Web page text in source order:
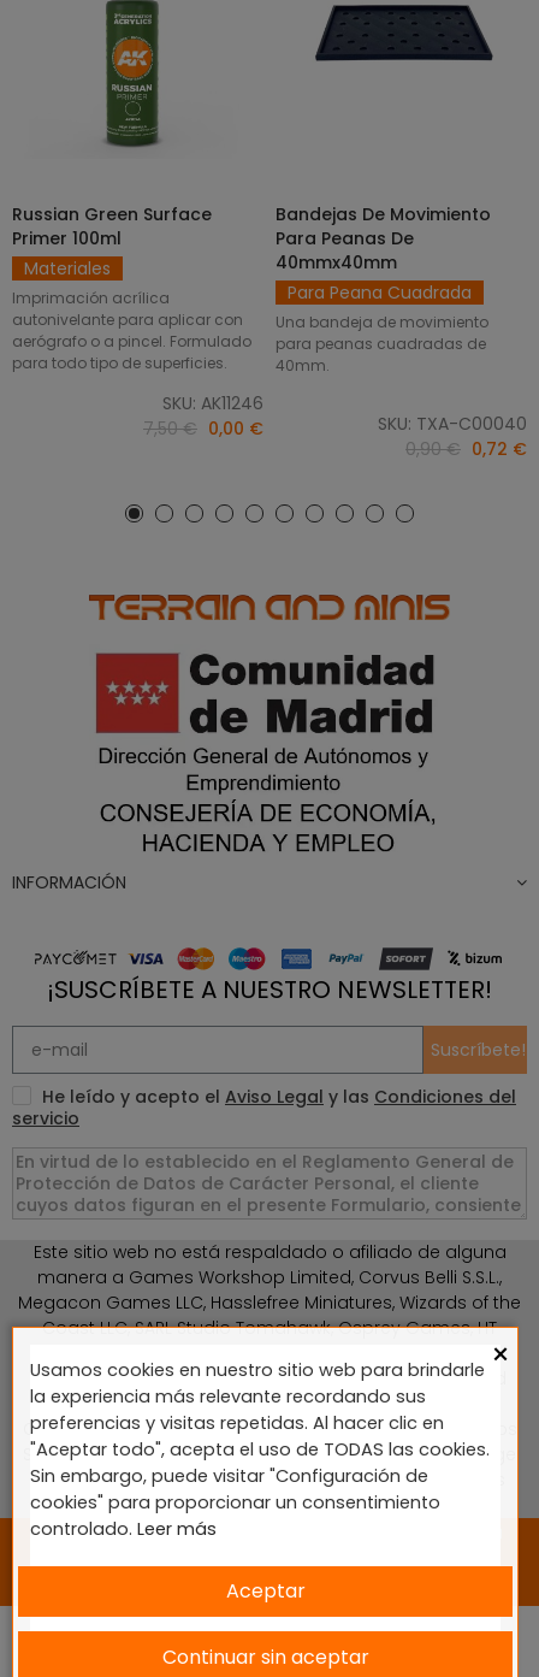
AÑADIR AL CARRITO
Russian Green Surface
Primer 100ml
Materiales
Imprimación acrílica
autonivelante para aplicar con
aerógrafo o a pincel. Formulado
para todo tipo de superficies.
SKU: AK11246
7,50 € 0,00 €
SELECCIONAR OPCIONES
Bandejas De Movimiento
Para Peanas De
40mmx40mm
Para Peana Cuadrada
Una bandeja de movimiento
para peanas cuadradas de
40mm.
SKU: TXA-C00040
0,90 € 0,72 €
INFORMACIÓN
¡SUSCRÍBETE A NUESTRO NEWSLETTER!
Suscríbete!
He leído y acepto el Aviso Legal y las Condiciones del
servicio
Este sitio web no está respaldado o afiliado de alguna
manera a Games Workshop Limited, Corvus Belli S.S.L.,
Megacon Games LLC, Hasslefree Miniatures, Wizards of the
Coast LLC, SARL Studio Tomahawk, Osprey Games, HT
Entertainment, Warlord Games Ltd, The Ninth Age, World
Team Championship, Battlefront Miniatures NZ Ltd, DC
Comics, Knight Models, Three Stones Productos y Diseños
S.L., Paizo Inc, The Lord of the Rings, Wizkids, NECA LLC, Edge
Entertainment Studio SLU, Marvel, Fantasy Flight Games
(FFG), Disney, Lucasfilm Ltd.
2024 © Diseñado y desarrollado por tu equipo Imedia
Comunicación 🚀
×
Usamos cookies en nuestro sitio web para brindarle
la experiencia más relevante recordando sus
preferencias y visitas repetidas. Al hacer clic en
"Aceptar todo", acepta el uso de TODAS las cookies.
Sin embargo, puede visitar "Configuración de
cookies" para proporcionar un consentimiento
controlado. Leer más
Aceptar
Continuar sin aceptar